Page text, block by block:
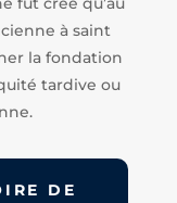
à saint
la fondation
tardive ou
DE